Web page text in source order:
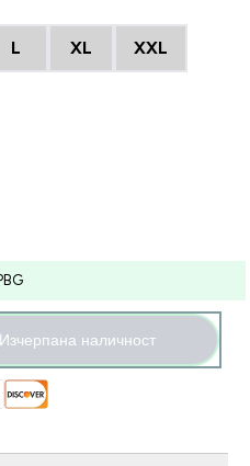
L XL XXL
Изчерпана наличност